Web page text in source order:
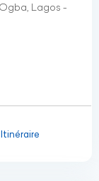
Lagos -
Itinéraire